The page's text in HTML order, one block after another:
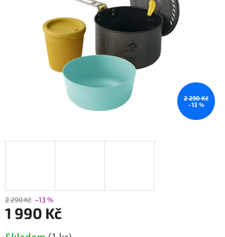
2 290 Kč
–13 %
2 290 Kč –13 %
1 990 Kč